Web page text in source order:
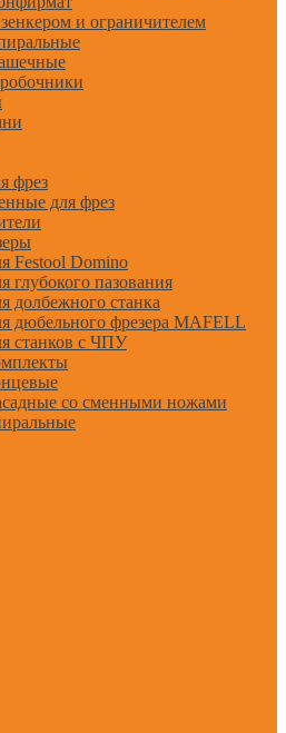
и ограничителем
фрез
для фрез
Festool Domino
глубокого пазования
долбежного станка
дюбельного фрезера MAFELL
станков с ЧПУ
со сменными ножами